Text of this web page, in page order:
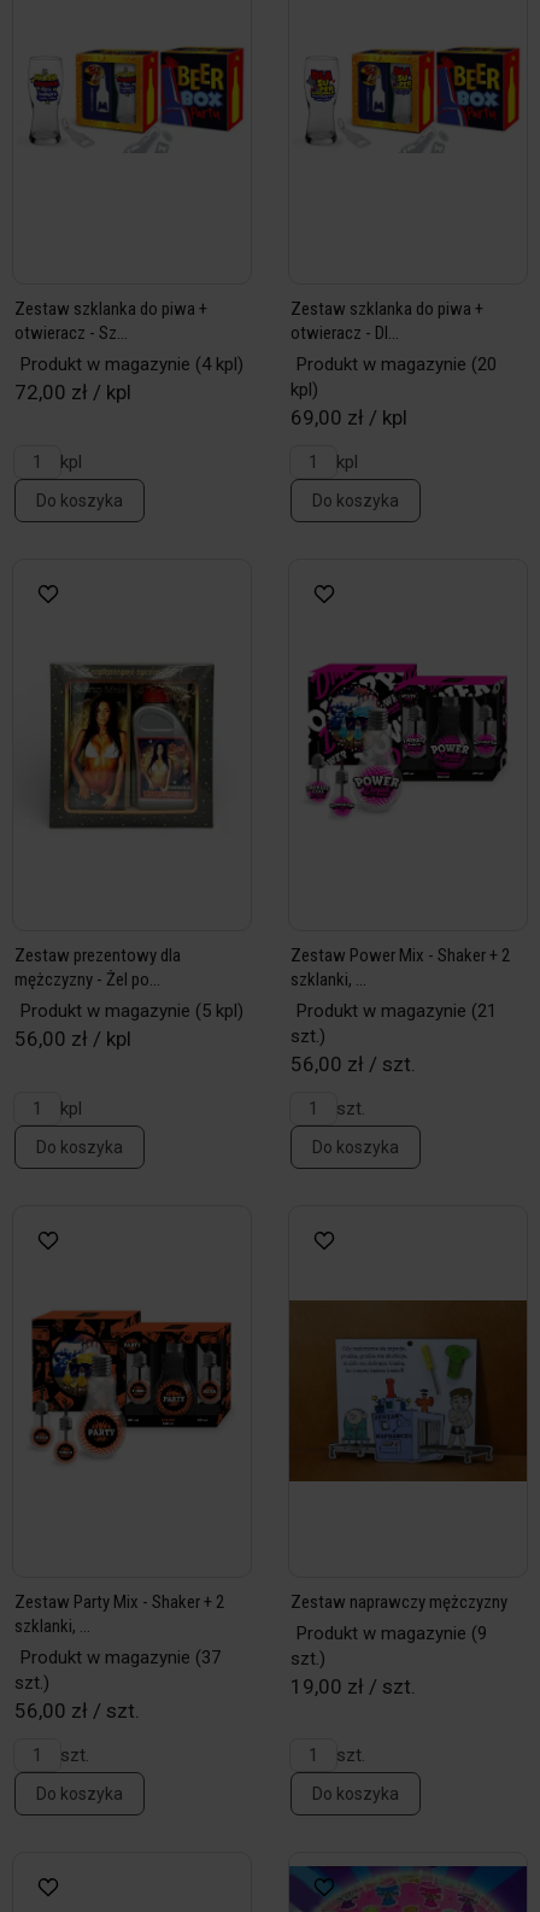
Zestaw szklanka do piwa +
otwieracz - Sz...
Produkt w magazynie (4 kpl)
72,00 zł / kpl
kpl
Do koszyka
Zestaw szklanka do piwa +
otwieracz - Dl...
Produkt w magazynie (20
kpl)
69,00 zł / kpl
kpl
Do koszyka
Zestaw prezentowy dla
mężczyzny - Żel po...
Produkt w magazynie (5 kpl)
56,00 zł / kpl
kpl
Do koszyka
Zestaw Power Mix - Shaker + 2
szklanki, ...
Produkt w magazynie (21
szt.)
56,00 zł / szt.
szt.
Do koszyka
Zestaw Party Mix - Shaker + 2
szklanki, ...
Produkt w magazynie (37
szt.)
56,00 zł / szt.
szt.
Do koszyka
Zestaw naprawczy mężczyzny
Produkt w magazynie (9
szt.)
19,00 zł / szt.
szt.
Do koszyka